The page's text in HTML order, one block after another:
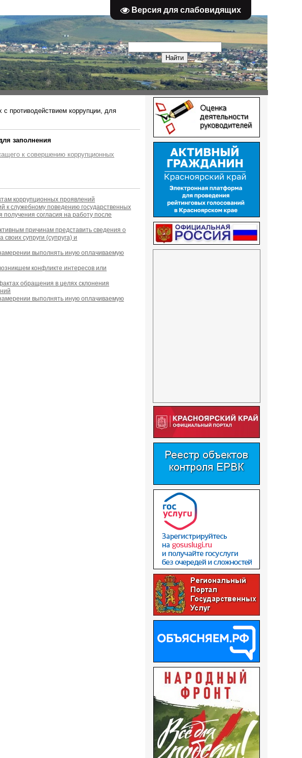
Версия для слабовидящих
противодействием коррупции, для
заполнения
к совершению коррупционных
коррупционных проявлений
к служебному поведению государственных
согласия на работу после
причинам представить сведения о
супруги (супруга) и
выполнять иную оплачиваемую
конфликте интересов или
обращения в целях склонения
выполнять иную оплачиваемую